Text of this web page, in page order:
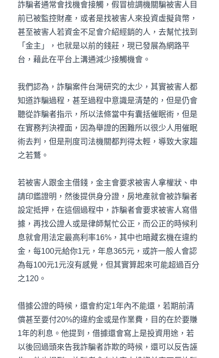
詐騙者通常會找機會接觸，假冒檢調機關騙被害人目
前已被監控財產，或者是找被害人來投資虛擬貨幣，
甚至被害人若資金不足會介紹經銷的人，去幫忙找到
「金主」，也就是以前的錢莊，現已發展為網路平
台，藉此在平台上溝通減少接觸機會。
我們認為，詐騙案件台灣研究的太少，其實被害人都
知道詐騙過程，甚至過程中意識是清楚的，但是仍會
聽從詐騙者指示，所以法條當中有囊括催眠術，但是
在實務判決裡面，因為舉證的困難所以很少人用催眠
術去判，但是刑度司法機關都判得太輕，導致大家趨
之若鶩。
若被害人跟金主借錢，金主會要求被害人拿權狀、申
請印鑑證明，然後提供身分證，房地產就會被詐騙者
設定抵押，在這個過程中，詐騙者會要求被害人寫借
據，再找公證人或是律師幫忙公正，而公正的時候利
息就會用法定最高利率16%，其中也暗藏玄機在違約
金，每100元給你1元，年息365元，或許一般人會認
為每100元1元沒有感覺，但其實算起來可能超過百分
之120。
借據公證的時候，還會約定1年內不能還，若期前清
償甚至要付20%的違約金或是作業費，目的在於要賺
1年的利息。他提到，借據還會寫上是投資用途，若
以後回過頭來告我詐騙者詐欺的時候，還可以反告誣